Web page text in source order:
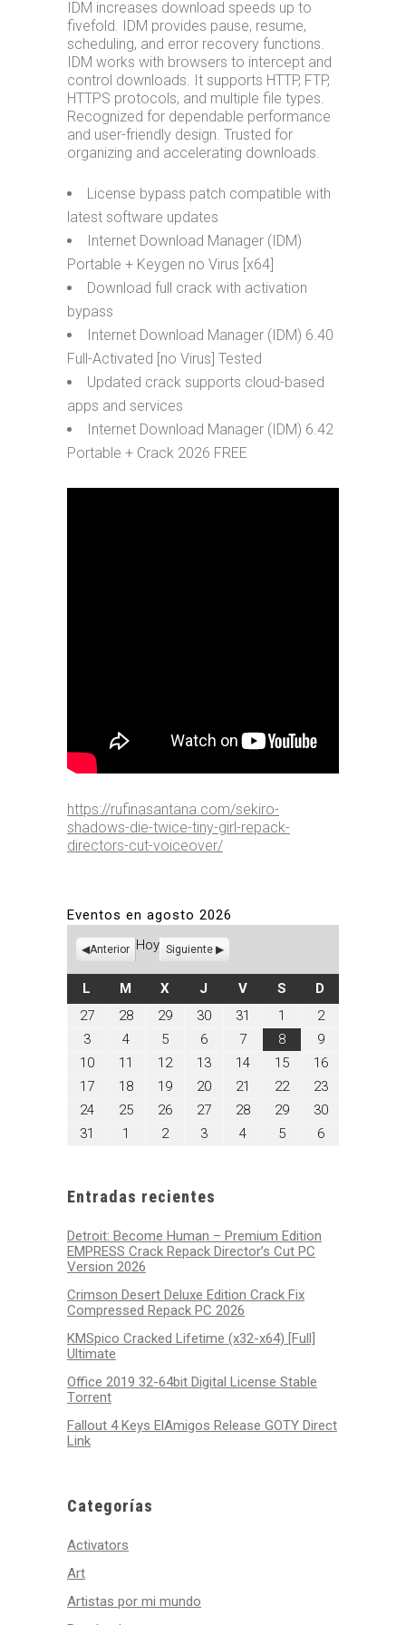
IDM increases download speeds up to
fivefold. IDM provides pause, resume,
scheduling, and error recovery functions.
IDM works with browsers to intercept and
control downloads. It supports HTTP, FTP,
HTTPS protocols, and multiple file types.
Recognized for dependable performance
and user-friendly design. Trusted for
organizing and accelerating downloads.
License bypass patch compatible with
latest software updates
Internet Download Manager (IDM)
Portable + Keygen no Virus [x64]
Download full crack with activation
bypass
Internet Download Manager (IDM) 6.40
Full-Activated [no Virus] Tested
Updated crack supports cloud-based
apps and services
Internet Download Manager (IDM) 6.42
Portable + Crack 2026 FREE
https://rufinasantana.com/sekiro-
shadows-die-twice-tiny-girl-repack-
directors-cut-voiceover/
Eventos en agosto 2026
Anterior Hoy Siguiente
L LUNES
M MARTES
XMIÉRCOLES
J JUEVES
VVIERNES
SSÁBADO
D
27julio
28julio
29julio
30julio
31
31,
1
agosto
1,
2026
2agosto
2,
2026
3agosto
3,
2026
4agosto
4,
2026
5agosto
5,
2026
6agosto
6,
2026
7agosto
7,
2026
8agosto
8,
2026
9agosto
9,
2026
10agosto
10,
11
agosto
2026
12agosto
2026
13agosto
2026
14agosto
2026
15agosto
2026
16agosto
2026
17agosto
2026
18agosto
18,
2026
19agosto
2026
20agosto
20,
2026
21
agosto
2026
22agosto
2026
23agosto
23,
2026
24agosto
25agosto
26agosto
27agosto
28agosto
29agosto
30agosto
31
agosto
1
septiembre
2septiembre
3septiembre
4septiembre
5septiembre
6septiembre
Entradas recientes
Detroit: Become Human – Premium Edition
EMPRESS Crack Repack Director’s Cut PC
Version 2026
Crimson Desert Deluxe Edition Crack Fix
Compressed Repack PC 2026
KMSpico Cracked Lifetime (x32-x64) [Full]
Ultimate
Office 2019 32-64bit Digital License Stable
Tоrrеnt
Fallout 4 Keys ElAmigos Release GOTY Direct
Link
Categorías
Activators
Art
Artistas por mi mundo